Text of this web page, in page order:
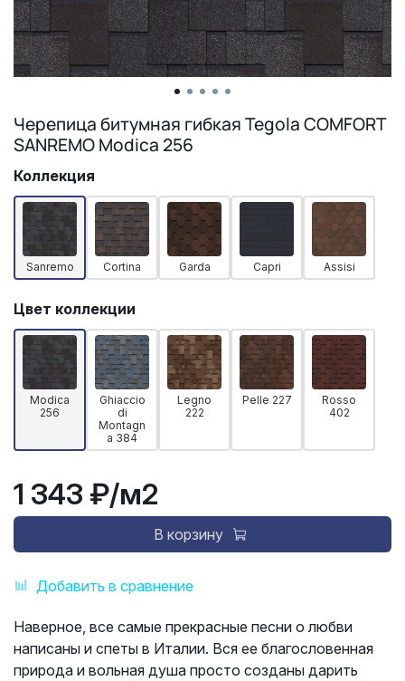
Черепица битумная гибкая Tegola COMFORT
SANREMO Modica 256
Добавить в сравнение
Коллекция
Sanremo Cortina Garda Capri Assisi
Цвет коллекции
Modica
256
Ghiaccio
di
Montagn
a 384
Legno
222
Pelle 227
Rosso
402
1 343 ₽/м2
В корзину
Наверное, все самые прекрасные песни о любви
написаны и спеты в Италии. Вся ее благословенная
природа и вольная душа просто созданы дарить